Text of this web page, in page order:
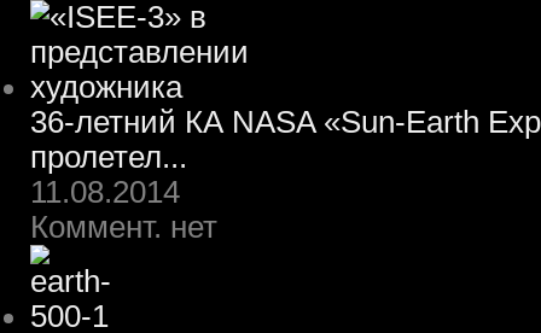
36-летний КА NASA «Sun-Earth
пролетел...
11.08.2014
Коммент. нет